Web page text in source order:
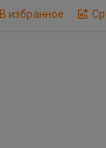
В избранное